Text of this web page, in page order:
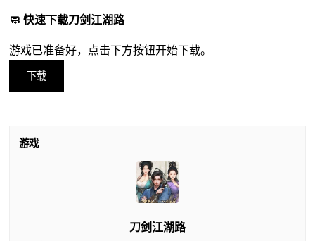
🧼 快速下载刀剑江湖路
游戏已准备好，点击下方按钮开始下载。
下载
游戏
刀剑江湖路